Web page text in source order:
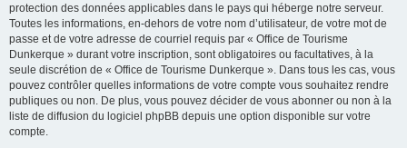
protection des données applicables dans le pays qui héberge notre serveur.
Toutes les informations, en-dehors de votre nom d’utilisateur, de votre mot de
passe et de votre adresse de courriel requis par « Office de Tourisme
Dunkerque » durant votre inscription, sont obligatoires ou facultatives, à la
seule discrétion de « Office de Tourisme Dunkerque ». Dans tous les cas, vous
pouvez contrôler quelles informations de votre compte vous souhaitez rendre
publiques ou non. De plus, vous pouvez décider de vous abonner ou non à la
liste de diffusion du logiciel phpBB depuis une option disponible sur votre
compte.